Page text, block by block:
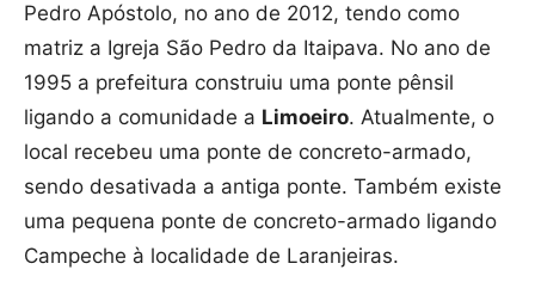
Pedro Apóstolo, no ano de 2012, tendo como
matriz a Igreja São Pedro da Itaipava. No ano de
1995 a prefeitura construiu uma ponte pênsil
ligando a comunidade a Limoeiro. Atualmente, o
local recebeu uma ponte de concreto-armado,
sendo desativada a antiga ponte. Também existe
uma pequena ponte de concreto-armado ligando
Campeche à localidade de Laranjeiras.